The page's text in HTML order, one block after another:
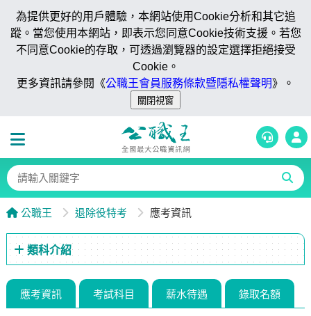
為提供更好的用戶體驗，本網站使用Cookie分析和其它追
蹤。當您使用本網站，即表示您同意Cookie技術支援。若您
不同意Cookie的存取，可透過瀏覽器的設定選擇拒絕接受
Cookie。
更多資訊請參閱《公職王會員服務條款暨隱私權聲明》。
公職王 退除役特考 應考資訊
類科介紹
應考資訊 考試科目 薪水待遇 錄取名額